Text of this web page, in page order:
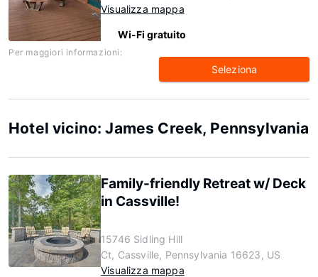
Visualizza mappa
Wi-Fi gratuito
Per maggiori informazioni:
Seleziona
Hotel vicino: James Creek, Pennsylvania
Family-friendly Retreat w/ Deck
in Cassville!
15746 Sidling Hill
Ct, Cassville, Pennsylvania 16623, US
Visualizza mappa